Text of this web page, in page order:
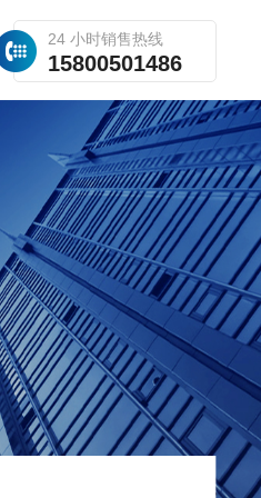
24 小时销售热线
15800501486